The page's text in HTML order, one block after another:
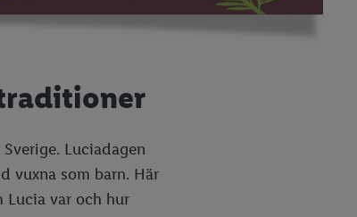
Luciadagen
vuxna som barn. Här
Lucia var och hur